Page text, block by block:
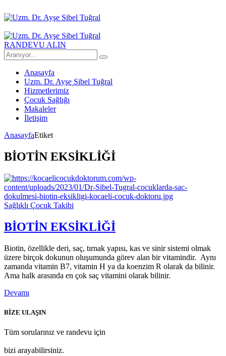
RANDEVU ALIN
Anasayfa
Uzm. Dr. Ayşe Sibel Tuğral
Hizmetlerimiz
Çocuk Sağlığı
Makaleler
İletişim
AnasayfaEtiket
BİOTİN EKSİKLİĞİ
Sağlıklı Çocuk Takibi
BİOTİN EKSİKLİĞİ
Biotin, özellikle deri, saç, tırnak yapısı, kas ve sinir sistemi olmak
üzere birçok dokunun oluşumunda görev alan bir vitamindir. Aynı
zamanda vitamin B7, vitamin H ya da koenzim R olarak da bilinir.
Ama halk arasında en çok saç vitamini olarak bilinir.
Devamı
BİZE ULAŞIN
Tüm sorularınız ve randevu için
bizi arayabilirsiniz.